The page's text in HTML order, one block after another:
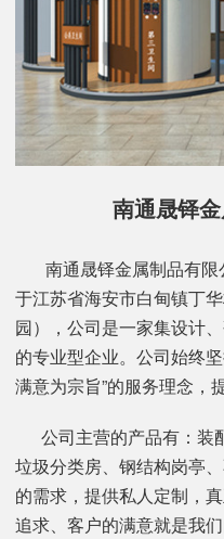
南通晟铎
南通晟铎金属制品有
于江苏省海安市白甸镇丁
园），公司是一家集设计
的专业型企业。公司始终
满意为宗旨”的服务理念，
公司主营的产品有：装
垃圾分类房、钢结构岗亭
的需求，提供私人定制，
追求、客户的满意就是我